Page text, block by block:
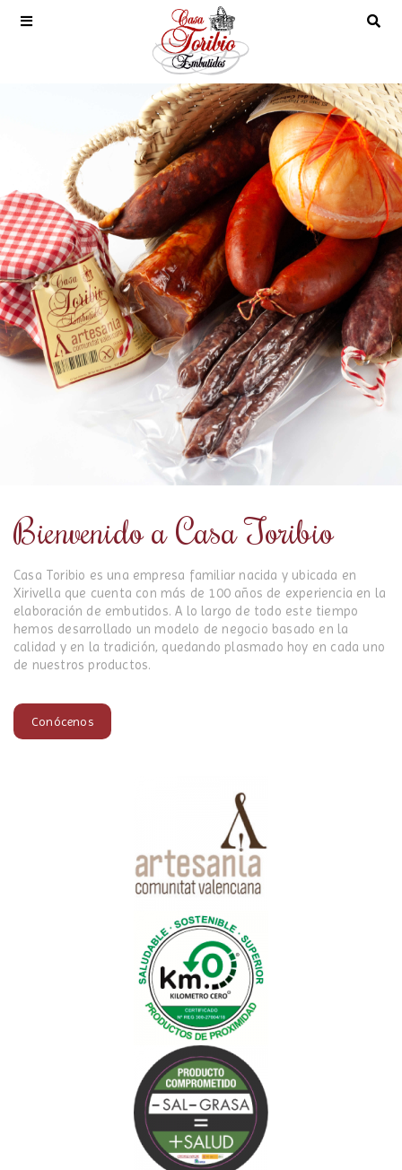
Bienvenido a Casa Toribio
Casa Toribio es una empresa familiar nacida y ubicada en
Xirivella que cuenta con más de 100 años de experiencia en la
elaboración de embutidos. A lo largo de todo este tiempo
hemos desarrollado un modelo de negocio basado en la
calidad y en la tradición, quedando plasmado hoy en cada uno
de nuestros productos.
Conócenos